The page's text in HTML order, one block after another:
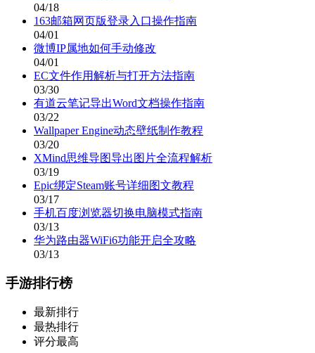
04/18
163邮箱网页版登录入口操作指南
04/01
微博IP属地如何手动修改
04/01
EC文件作用解析与打开方法指南
03/30
有道云笔记导出Word文档操作指南
03/22
Wallpaper Engine动态壁纸制作教程
03/20
XMind思维导图导出图片全流程解析
03/19
Epic绑定Steam账号详细图文教程
03/17
手机百度浏览器切换电脑模式指南
03/13
华为路由器WiFi6功能开启全攻略
03/13
手游排行榜
最新排行
最热排行
评分最高